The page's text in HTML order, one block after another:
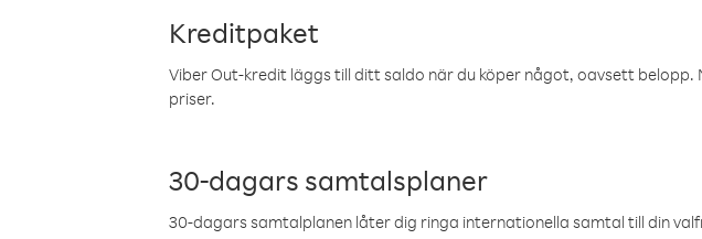
Kreditpaket
Viber Out-kredit läggs till ditt saldo när du köper något, oavsett belopp.
priser.
30-dagars samtalsplaner
30-dagars samtalplanen låter dig ringa internationella samtal till din